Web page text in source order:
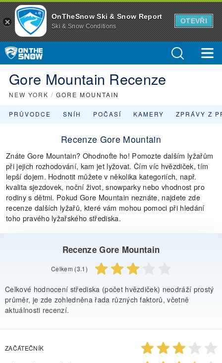
OnTheSnow Ski & Snow Report
Ski & Snow Conditions
OTEVŘI
Gore Mountain Recenze
NEW YORK / GORE MOUNTAIN
PRŮVODCE SNÍH POČASÍ KAMERY ZPRÁVY Z
Recenze Gore Mountain
Znáte Gore Mountain? Ohodnoťte ho! Pomozte dalším lyžařům
při jejich rozhodování, kam jet lyžovat. Čím víc hvězdiček, tím
lepší dojem. Hodnotit můžete v několika kategoriích, např.
kvalita sjezdovek, noční život, snowparky nebo vhodnost pro
rodiny s dětmi. Pokud Gore Mountain neznáte, najdete zde
recenze dalších lyžařů, které vám mohou pomoci při hledání
toho pravého lyžařského střediska.
Recenze Gore Mountain
Celkem (3.1)
Celkové hodnocení střediska (počet hvězdiček) neodráží prostý
průměr, je zde zohledněna řada různých faktorů, včetně
aktuálnosti recenzí.
ZAČÁTEČNÍK